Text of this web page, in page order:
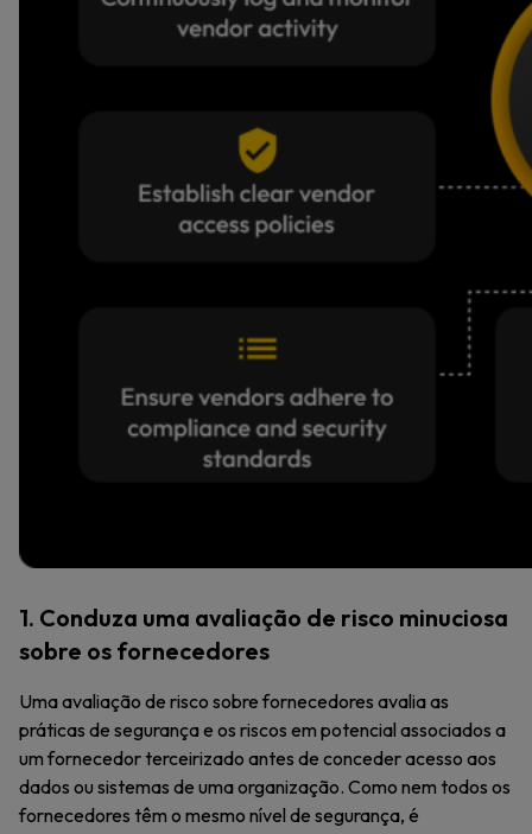
1. Conduza uma avaliação de risco minuciosa
sobre os fornecedores
Uma avaliação de risco sobre fornecedores avalia as
práticas de segurança e os riscos em potencial associados a
um fornecedor terceirizado antes de conceder acesso aos
dados ou sistemas de uma organização. Como nem todos os
fornecedores têm o mesmo nível de segurança, é